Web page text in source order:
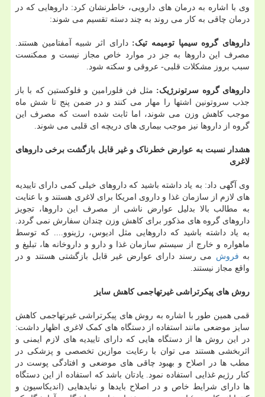
وی با اشاره به درمان های دارویی، خاطرنشان کرد: داروهایی که در
درمان چاقی به کار می روند به چند دسته تقسیم می شوند:
داروهای گروه سیمپا تومیمه تیک:دارای اثر شبیه آمفتامین هستند.
مصرف این داروها به جز در موارد خاص مجاز نیست و ممکنست
سبب بروز مشکلات قلبی- عروقی و سکته شود.
داروهای گروه سرتونرژیک: مثل فن فلورامین و فلوکستین که با باز
جذب سروتونین اشتها را مهار می کنند و در ضمن پنج تا شش ماه
موجب کاهش وزن می شوند، اما ثابت شده است که مصرف این
گروه از داروها نیز موجب بیماری های دریچه ای قلبی می شوند.
هشدار نسبت به عوارض خطرناک و غیر قابل بازگشت برخی داروهای
لاغری
وی آگهی داد: به یاد داشته باشید که داروهای خیلی کمی دارای تاییدیه
های لازم از سازمان غذا و داروی امریکا برای لاغری هستند و با عنایت
به مطالب بالا بدلیل عوارض ناشی از مصرف این داروها، تجویز
داروهای گروه های مذکور برای کاهش وزن چندان سفارش نمی گردد.
به یاد داشته باشید که داروهایی مثل ادیوس، رژینوو.... که توسط
ماهواره و خارج از سیستم سازمان غذا و دارو و داروخانه ها، تبلیغ و
به فروش می رسند دارای عوارض غیر قابل بازگشتی هستند و در
واقع مجاز نیستند.
روش های پیکرتراشی غیرتهاجمی کاهش سایز
قمی همین طور با اشاره به روش های پیکرتراشی غیرتهاجمی کاهش
سایز موضعی مانند استفاده از دستگاه های کمک لاغری اظهار داشت:
در این روش ها از دستگاه هایی که دارای تاییدیه های لازم ایمنی و
اثربخشی هستند می توان با رعایت موازین تخصصی و پزشکی در
مطب ها در اصلاح و بهبود چاقی های موضعی و افتادگی پوست در
کنار رژیم غذایی استفاده نمود. یادتان باشد که استفاده از این دستگاه
ها دارای شرایط خاص و در اصلاح بایدها و نبایدهایی (اندیکاسیون و